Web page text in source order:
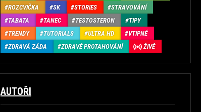
ROZCVIČKA
SK STORIES
STRAVOVÁNÍ
TABATA
TANEC TESTOSTERON
TIPY
TRENDY
TUTORIALS ULTRA HD
VTIPNÉ
ZDRAVÁ ZÁDA
ZDRAVÉ PROTAHOVÁNÍ ŽIVĚ
AUTOŘI